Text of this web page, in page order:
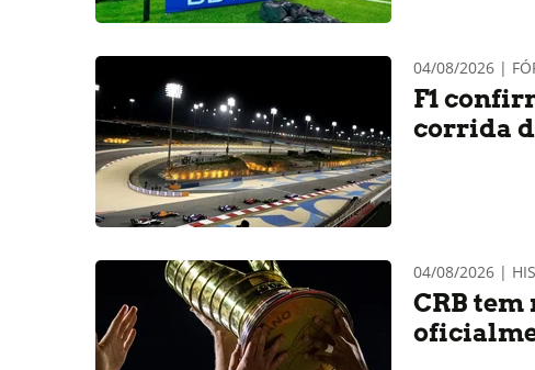
04/08/2026 |
F1
corrida
04/08/2026 |
CRB